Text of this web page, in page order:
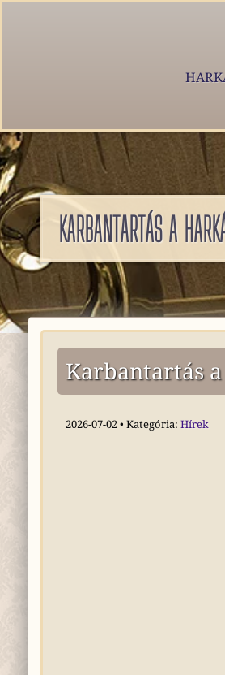
KARBANTARTÁS A
Karbantartás
2026-07-02 • Kategória:Hírek